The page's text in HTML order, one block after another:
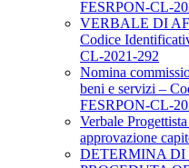
FESRPON-CL-
VERBALE DI
Codice
CL-2021-292
Nomina
beni e servizi –
FESRPON-CL-
Verbale
approvazione
DETERMINA